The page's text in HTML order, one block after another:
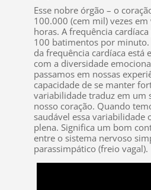
Esse nobre órgão – o
100.000 (cem mil) vezes
horas. A frequência
100 batimentos por minuto.
da frequência cardíaca está
com a diversidade
passamos em nossas
capacidade de se manter
variabilidade traduz em um
nosso coração. Quando
saudável essa variabilidade
plena. Significa um bom
entre o sistema nervoso
parassimpático (freio vagal).